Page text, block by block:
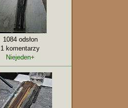
1084 odsłon
1 komentarzy
Niejeden+